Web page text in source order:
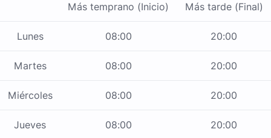
Más temprano (Inicio) Más tarde (Final)
Lunes 08:00 20:00
Martes 08:00 20:00
Miércoles 08:00 20:00
Jueves 08:00 20:00